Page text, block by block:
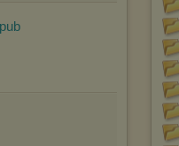
na akceptację cookies
Zaufanych
potrzeb, analiza skuteczności
że wyświetlana Ci
preferencji, a będzie to